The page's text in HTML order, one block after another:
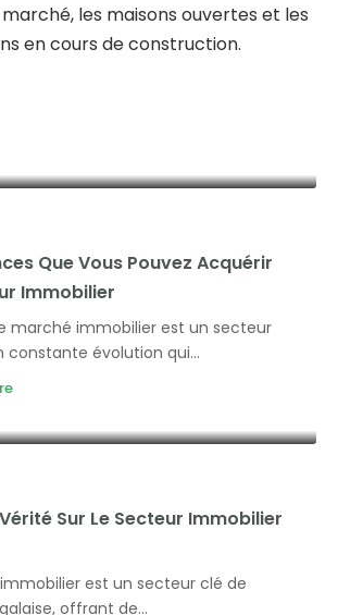
les maisons ouvertes et les
en cours de construction.
Que Vous Pouvez Acquérir
Immobilier
marché immobilier est un secteur
évolution qui...
Sur Le Secteur Immobilier
est un secteur clé de
offrant de...